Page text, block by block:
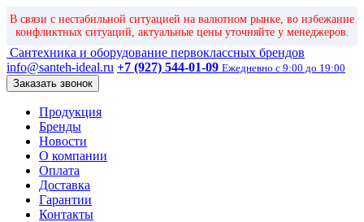
В связи с нестабильной ситуацией на валютном рынке, во избежание
конфликтных ситуаций, актуальные цены уточняйте у менеджеров.
Сантехника и оборудование первоклассных брендов
info@santeh-ideal.ru +7 (927) 544-01-09 Ежедневно с 9:00 до 19:00
Заказать звонок
Продукция
Бренды
Новости
О компании
Оплата
Доставка
Гарантии
Контакты